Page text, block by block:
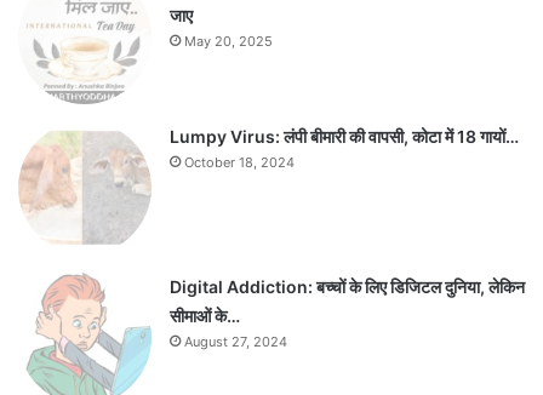
जाए
May 20, 2025
Lumpy Virus: लंपी बीमारी की वापसी, कोटा में 18 गायों…
October 18, 2024
Digital Addiction: बच्चों के लिए डिजिटल दुनिया, लेकिन
सीमाओं के…
August 27, 2024